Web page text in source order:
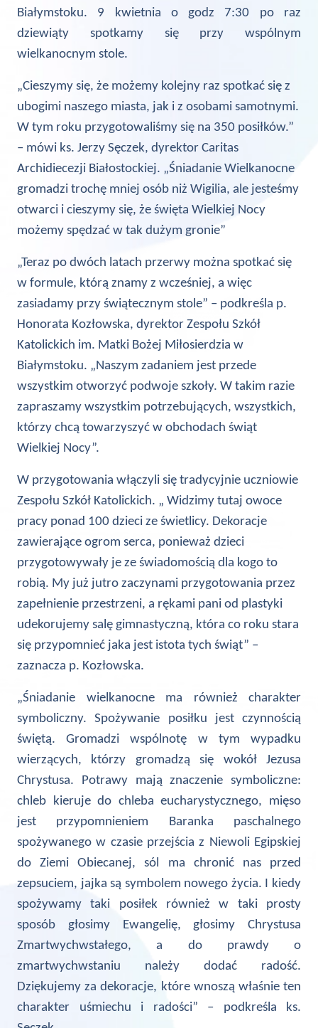
Białymstoku. 9 kwietnia o godz 7:30 po raz
dziewiąty spotkamy się przy wspólnym
wielkanocnym stole.
„Cieszymy się, że możemy kolejny raz spotkać się z
ubogimi naszego miasta, jak i z osobami samotnymi.
W tym roku przygotowaliśmy się na 350 posiłków.”
– mówi ks. Jerzy Sęczek, dyrektor Caritas
Archidiecezji Białostockiej. „Śniadanie Wielkanocne
gromadzi trochę mniej osób niż Wigilia, ale jesteśmy
otwarci i cieszymy się, że święta Wielkiej Nocy
możemy spędzać w tak dużym gronie”
„Teraz po dwóch latach przerwy można spotkać się
w formule, którą znamy z wcześniej, a więc
zasiadamy przy świątecznym stole” – podkreśla p.
Honorata Kozłowska, dyrektor Zespołu Szkół
Katolickich im. Matki Bożej Miłosierdzia w
Białymstoku. „Naszym zadaniem jest przede
wszystkim otworzyć podwoje szkoły. W takim razie
zapraszamy wszystkim potrzebujących, wszystkich,
którzy chcą towarzyszyć w obchodach świąt
Wielkiej Nocy”.
W przygotowania włączyli się tradycyjnie uczniowie
Zespołu Szkół Katolickich. „ Widzimy tutaj owoce
pracy ponad 100 dzieci ze świetlicy. Dekoracje
zawierające ogrom serca, ponieważ dzieci
przygotowywały je ze świadomością dla kogo to
robią. My już jutro zaczynami przygotowania przez
zapełnienie przestrzeni, a rękami pani od plastyki
udekorujemy salę gimnastyczną, która co roku stara
się przypomnieć jaka jest istota tych świąt” –
zaznacza p. Kozłowska.
„Śniadanie wielkanocne ma również charakter
symboliczny. Spożywanie posiłku jest czynnością
świętą. Gromadzi wspólnotę w tym wypadku
wierzących, którzy gromadzą się wokół Jezusa
Chrystusa. Potrawy mają znaczenie symboliczne:
chleb kieruje do chleba eucharystycznego, mięso
jest przypomnieniem Baranka paschalnego
spożywanego w czasie przejścia z Niewoli Egipskiej
do Ziemi Obiecanej, sól ma chronić nas przed
zepsuciem, jajka są symbolem nowego życia. I kiedy
spożywamy taki posiłek również w taki prosty
sposób głosimy Ewangelię, głosimy Chrystusa
Zmartwychwstałego, a do prawdy o
zmartwychwstaniu należy dodać radość.
Dziękujemy za dekoracje, które wnoszą właśnie ten
charakter uśmiechu i radości” – podkreśla ks.